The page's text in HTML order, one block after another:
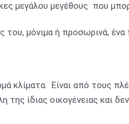
μεγάλου μεγέθους που
μόνιμα ή προσωρινά, ένα
κλίματα. Είναι από τους
ίδιας οικογένειας και